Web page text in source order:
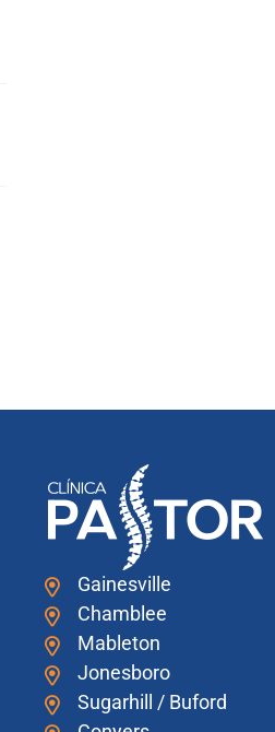
Gainesville
Chamblee
Mableton
Jonesboro
Sugarhill / Buford